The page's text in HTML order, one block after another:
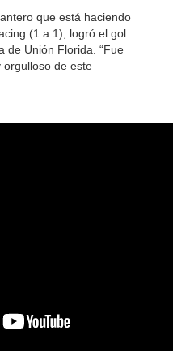
que está haciendo
(1 a 1), logró el gol
de Unión Florida. “Fue
orgulloso de este